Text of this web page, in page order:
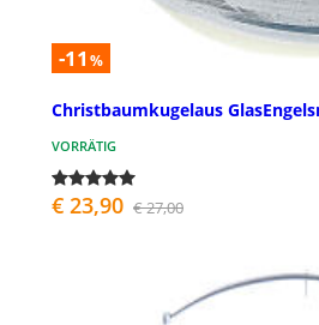
-11 %
Christbaumkugelaus
VORRÄTIG
€ 23,90 € 27,00